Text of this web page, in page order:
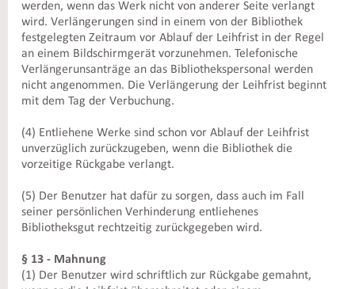
werden, wenn das Werk nicht von anderer Seite verlangt
wird. Verlängerungen sind in einem von der Bibliothek
festgelegten Zeitraum vor Ablauf der Leihfrist in der Regel
an einem Bildschirmgerät vorzunehmen. Telefonische
Verlängerunsanträge an das Bibliothekspersonal werden
nicht angenommen. Die Verlängerung der Leihfrist beginnt
mit dem Tag der Verbuchung.
(4) Entliehene Werke sind schon vor Ablauf der Leihfrist
unverzüglich zurückzugeben, wenn die Bibliothek die
vorzeitige Rückgabe verlangt.
(5) Der Benutzer hat dafür zu sorgen, dass auch im Fall
seiner persönlichen Verhinderung entliehenes
Bibliotheksgut rechtzeitig zurückgegeben wird.
§ 13 - Mahnung
(1) Der Benutzer wird schriftlich zur Rückgabe gemahnt,